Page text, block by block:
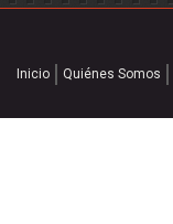
Inicio Quiénes Somos